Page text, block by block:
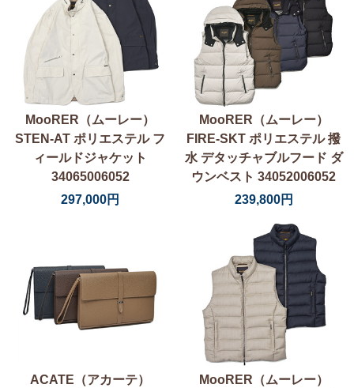
MooRER（ムーレー）
STEN-AT ポリエステル フ
ィールドジャケット
34065006052
297,000円
MooRER（ムーレー）
FIRE-SKT ポリエステル 撥
水 デタッチャブルフード ダ
ウンベスト 34052006052
239,800円
ACATE（アカーテ）
MooRER（ムーレー）